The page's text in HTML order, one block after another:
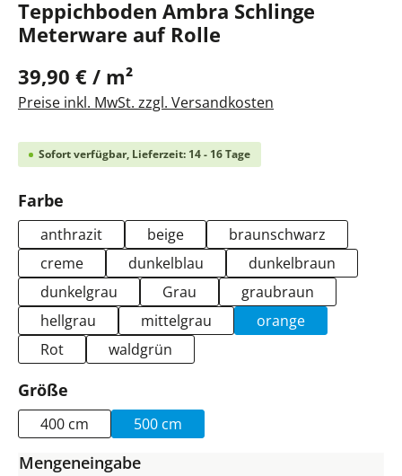
Teppichboden Ambra Schlinge
Meterware auf Rolle
39,90 € / m²
Preise inkl. MwSt. zzgl. Versandkosten
Sofort verfügbar, Lieferzeit: 14 - 16 Tage
Farbe
anthrazit beige
braunschwarz
creme
dunkelblau
dunkelbraun
dunkelgrau
Grau
graubraun
hellgrau
mittelgrau
orange
Rot
waldgrün
Größe
400 cm 500 cm
Mengeneingabe